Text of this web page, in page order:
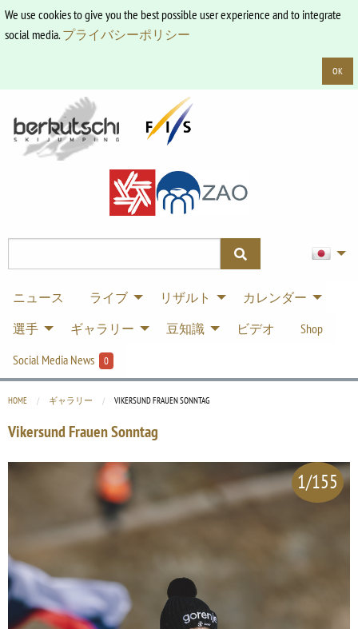
We use cookies to give you the best possible user experience and to integrate
social media.プライバシーポリシー
OK
ニュース ライブ リザルト
カレンダー
選手
ギャラリー 豆知識 ビデオ
Shop
Social Media News
0
HOME ギャラリー CURRENT:
VIKERSUND FRAUEN SONNTAG
Vikersund Frauen Sonntag
1/155